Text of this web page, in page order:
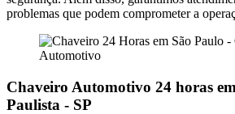
problemas que podem comprometer a
Chaveiro Automotivo 24 horas
Paulista - SP